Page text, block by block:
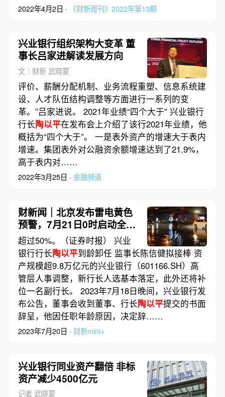
2022年4月2日 · 《财新周刊》2022年第13期
兴业银行组织架构大变革 董
事长吕家进解读发展方向
文｜财新 武晓蒙
评价、薪酬分配机制、业务流程重塑、信息系统建
设、人才队伍结构调整等方面进行一系列的变
革。”吕家进说。 2021年业绩“四个大于” 兴业银行
行长陶以平在发布会上介绍了该行2021年业绩，他
概括为“四个大于”。 一是表外资产的增速大于表内
增速。集团表外对公融资余额增速达到了21.9%，
高于表内对……
2022年3月25日 · 金融频道
财新闻｜北京发布雷电黄色
预警，7月21日0时启动全市
防汛蓝色预警响应
超过50%。（证券时报） 兴业
银行行长陶以平到龄卸任 监事长陈信健拟接棒 资
产规模超9.8万亿元的兴业银行（601166.SH）高
管层人事调整，新行长人选基本落定，此外还将补
位一名副行长。 2023年7月18日晚间，兴业银行发
布公告，董事会收到董事、行长陶以平提交的书面
辞呈，他因任职年龄原因，决定辞……
2023年7月20日 · 财新mini+
兴业银行同业资产翻倍 非标
资产减少4500亿元
记者 武晓蒙